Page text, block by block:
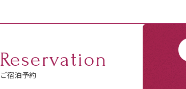
Reservation
ご宿泊予約